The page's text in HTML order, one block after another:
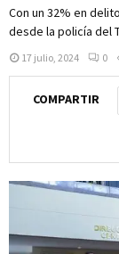
Con un 32% en
desde la policía del
17 julio, 2024 0
COMPARTIR